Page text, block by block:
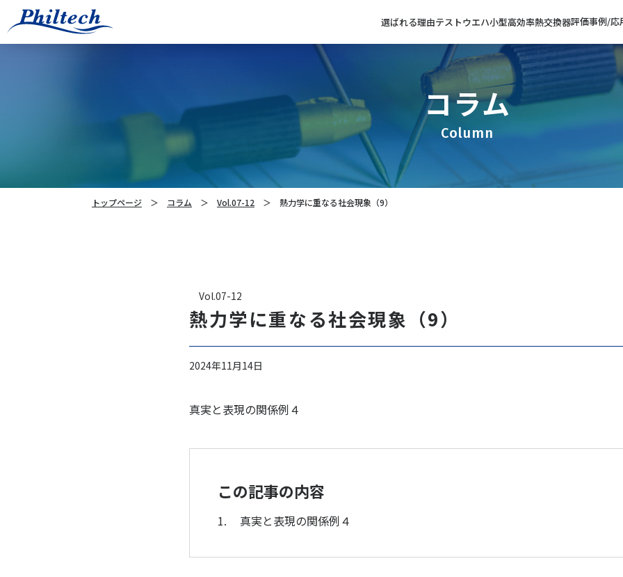
選ばれる理由テストウエハ小型高効率熱交換器評価事例/応
コラム
Column
トップページ コラム Vol.07-12 熱力学に重なる社会現象（9）
熱力学に重なる社会現象（9）
Vol.07-12
2024年11月14日
真実と表現の関係例４
この記事の内容
真実と表現の関係例４